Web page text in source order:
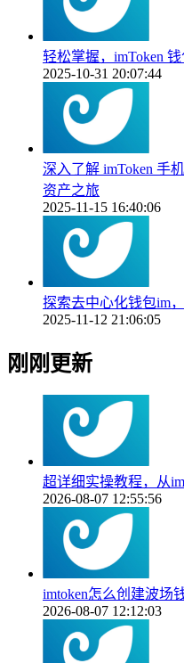
轻松掌握，imToken
2025-10-31 20:07:44
深入了解 imToken 手
资产之旅
2025-11-15 16:40:06
探索去中心化钱包im
2025-11-12 21:06:05
刚刚更新
超详细实操教程，从
2026-08-07 12:55:56
imtoken怎么创建波场
2026-08-07 12:12:03